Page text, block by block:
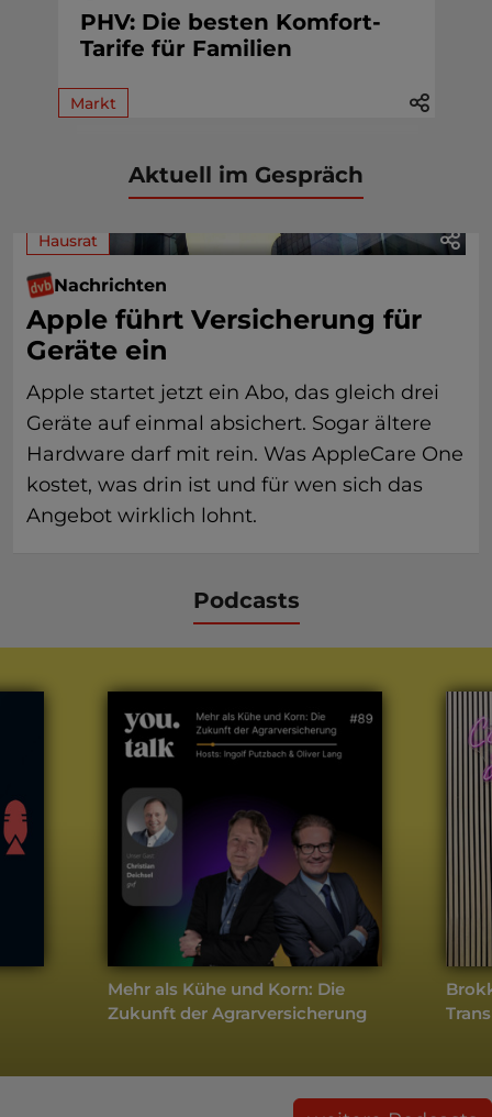
PHV: Die besten Komfort-
Tarife für Familien
Markt
Aktuell im Gespräch
Hausrat
Nachrichten
Apple führt Versicherung für
Geräte ein
Apple startet jetzt ein Abo, das gleich drei
Geräte auf einmal absichert. Sogar ältere
Hardware darf mit rein. Was AppleCare One
kostet, was drin ist und für wen sich das
Angebot wirklich lohnt.
Podcasts
Mehr als Kühe und Korn: Die
Zukunft der Agrarversicherung